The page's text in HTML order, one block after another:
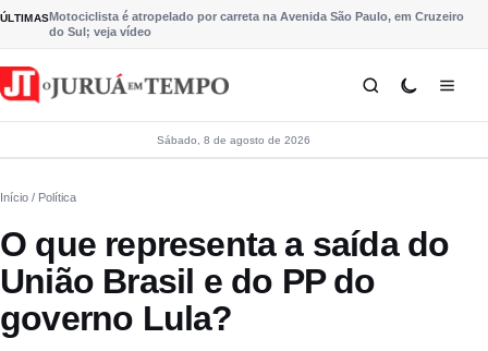
Pular para o conteúdo
ÚLTIMASMotociclista é atropelado por carreta na Avenida São Paulo, em Cruzeiro
do Sul; veja vídeo
Sábado, 8 de agosto de 2026
Início / Política
O que representa a saída do
União Brasil e do PP do
governo Lula?